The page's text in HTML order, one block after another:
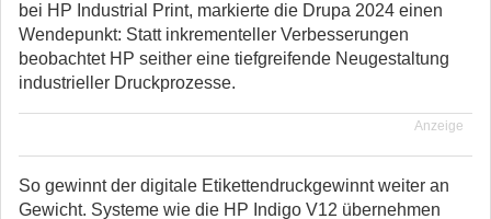
bei HP Industrial Print, markierte die Drupa 2024 einen
Wendepunkt: Statt inkrementeller Verbesserungen
beobachtet HP seither eine tiefgreifende Neugestaltung
industrieller Druckprozesse.
Anzeige
So gewinnt der digitale Etikettendruckgewinnt weiter an
Gewicht. Systeme wie die HP Indigo V12 übernehmen